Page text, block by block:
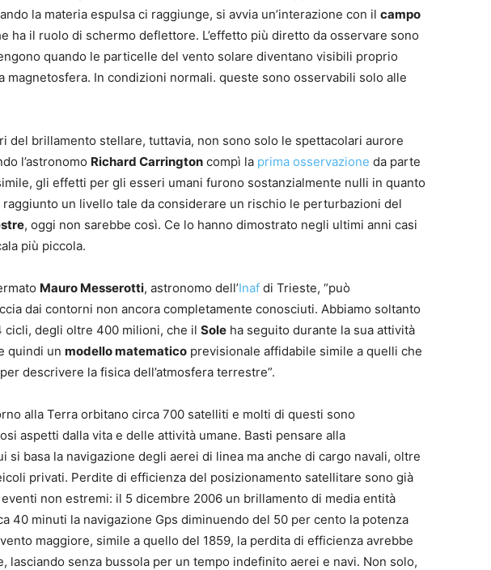
la materia espulsa ci raggiunge, si avvia un’interazione con il campo
ha il ruolo di schermo deflettore. L’effetto più diretto da osservare sono
quando le particelle del vento solare diventano visibili proprio
magnetosfera. In condizioni normali. queste sono osservabili solo alle
del brillamento stellare, tuttavia, non sono solo le spettacolari aurore
l’astronomo Richard Carrington compì la prima osservazione da parte
gli effetti per gli esseri umani furono sostanzialmente nulli in quanto
raggiunto un livello tale da considerare un rischio le perturbazioni del
, oggi non sarebbe così. Ce lo hanno dimostrato negli ultimi anni casi
più piccola.
Mauro Messerotti, astronomo dell’Inaf di Trieste, “può
dai contorni non ancora completamente conosciuti. Abbiamo soltanto
degli oltre 400 milioni, che il Sole ha seguito durante la sua attività
quindi un modello matematico previsionale affidabile simile a quelli che
descrivere la fisica dell’atmosfera terrestre”.
alla Terra orbitano circa 700 satelliti e molti di questi sono
aspetti dalla vita e delle attività umane. Basti pensare alla
si basa la navigazione degli aerei di linea ma anche di cargo navali, oltre
privati. Perdite di efficienza del posizionamento satellitare sono già
non estremi: il 5 dicembre 2006 un brillamento di media entità
40 minuti la navigazione Gps diminuendo del 50 per cento la potenza
maggiore, simile a quello del 1859, la perdita di efficienza avrebbe
lasciando senza bussola per un tempo indefinito aerei e navi. Non solo,